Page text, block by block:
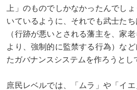
上」のものでしかなかったんでし
いているように、それでも武士たち
（行跡が悪いとされる藩主を、家
より、強制的に監禁する行為）な
たガバナンスシステムを作ろうとし
庶民レベルでは、「ムラ」や「イ